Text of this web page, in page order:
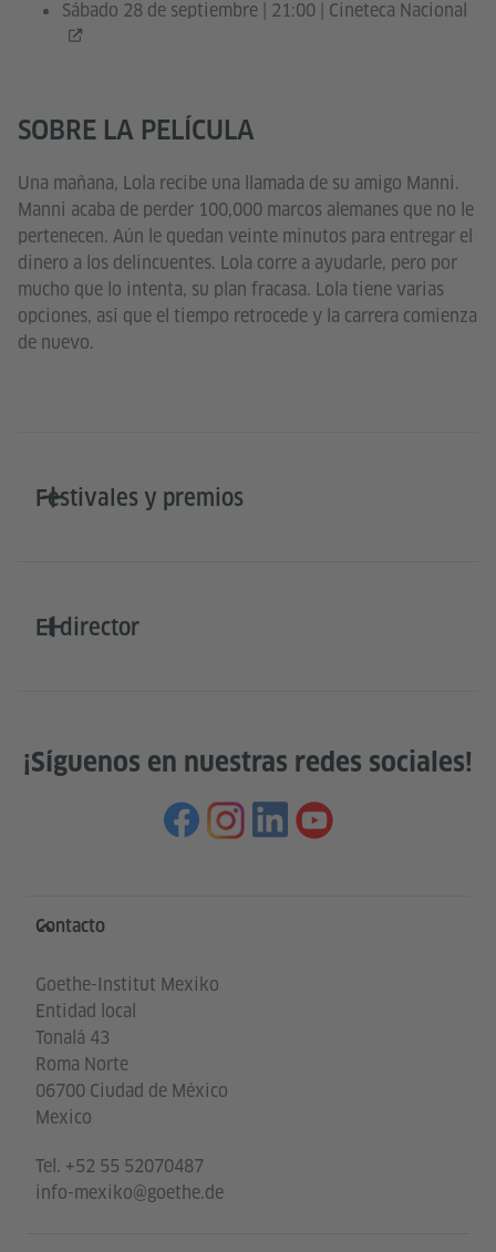
Sábado 28 de septiembre | 21:00 | Cineteca Nacional
SOBRE LA PELÍCULA
Una mañana, Lola recibe una llamada de su amigo Manni.
Manni acaba de perder 100,000 marcos alemanes que no le
pertenecen. Aún le quedan veinte minutos para entregar el
dinero a los delincuentes. Lola corre a ayudarle, pero por
mucho que lo intenta, su plan fracasa. Lola tiene varias
opciones, así que el tiempo retrocede y la carrera comienza
de nuevo.
Festivales y premios
El director
¡Síguenos en nuestras redes sociales!
Service- und Informationsbereich
Contacto
Goethe-Institut Mexiko
Entidad local
Tonalá 43
Roma Norte
06700 Ciudad de México
Mexico
Tel. +52 55 52070487
info-mexiko@goethe.de